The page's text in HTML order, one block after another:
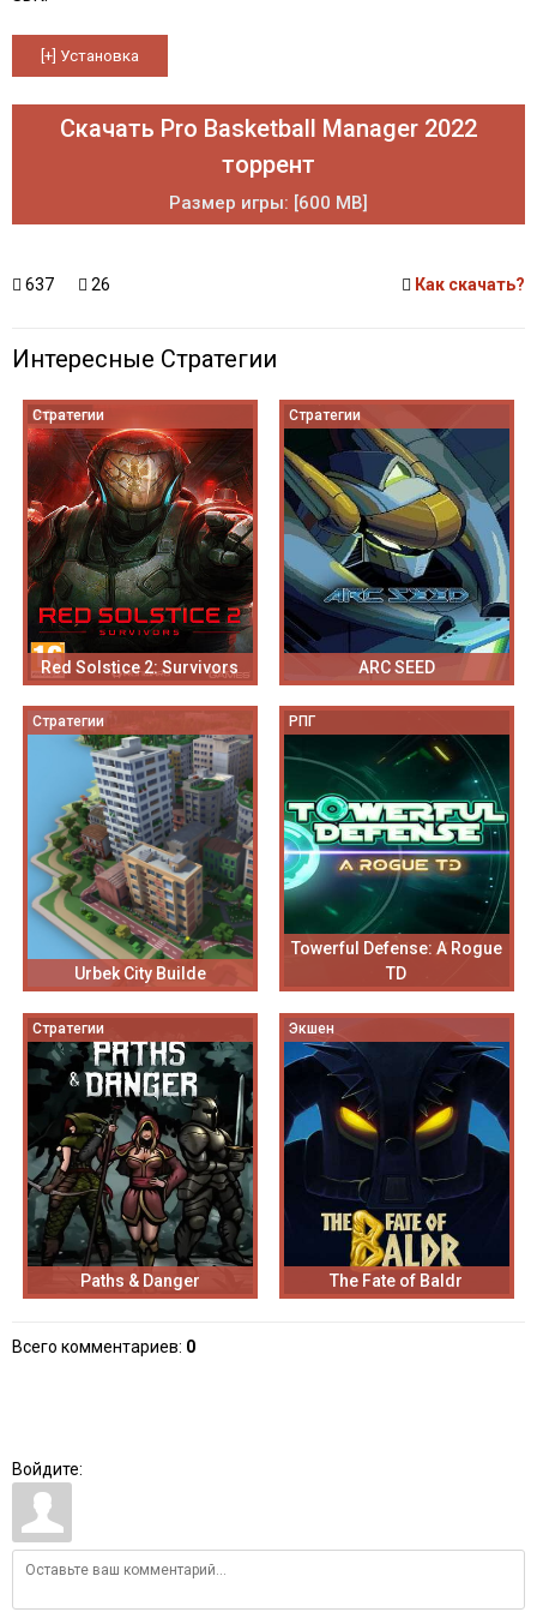
Скачать Pro Basketball Manager 2022
торрент
Размер игры: [600 MB]
637 26 Как скачать?
Интересные Стратегии
Стратегии
Red Solstice 2: Survivors
Стратегии
ARC SEED
Стратегии
Urbek City Builde
РПГ
Towerful Defense: A Rogue
TD
Стратегии
Paths & Danger
Экшен
The Fate of Baldr
Всего комментариев: 0
Войдите: